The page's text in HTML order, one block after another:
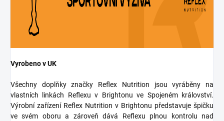
Vyrobeno v UK
Všechny doplňky značky Reflex Nutrition jsou vyráběny na
vlastních linkách Reflexu v Brightonu ve Spojeném království.
Výrobní zařízení Reflex Nutrition v Brightonu představuje špičku
ve svém oboru a zároveň dává Reflexu plnou kontrolu nad